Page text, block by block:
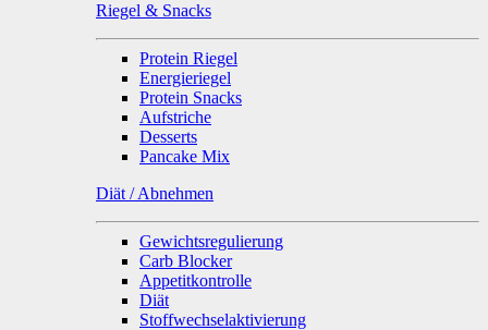
Riegel & Snacks
Protein Riegel
Energieriegel
Protein Snacks
Aufstriche
Desserts
Pancake Mix
Diät / Abnehmen
Gewichtsregulierung
Carb Blocker
Appetitkontrolle
Diät
Stoffwechselaktivierung